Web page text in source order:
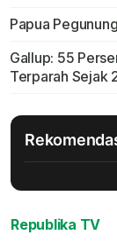
Papua
Gallup: 55
Terparah Sejak
Republika TV